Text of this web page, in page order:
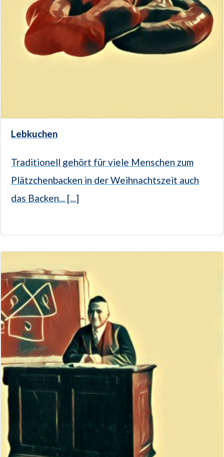
Lebkuchen
Traditionell gehört für viele Menschen zum
Plätzchenbacken in der Weihnachtszeit auch
das Backen... [...]